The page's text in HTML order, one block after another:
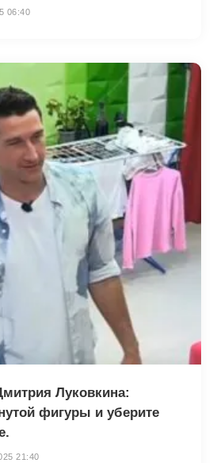
06:40
Луковкина:
фигуры и уберите
21:40